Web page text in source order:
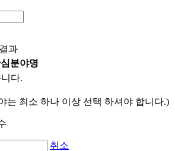
과
분야명
다.
는 최소 하나 이상 선택 하셔야 합니다.)
취소